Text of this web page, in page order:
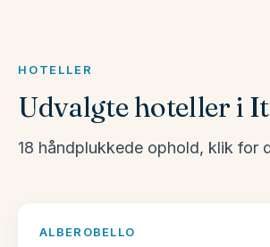
Et land af passioner
Et overraskende stort antal
HOTELLER
Udvalgte hoteller i
18 håndplukkede ophold, klik for
ALBEROBELLO